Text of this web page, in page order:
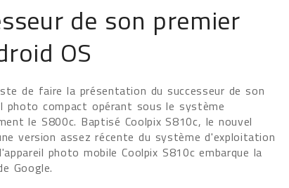
de son premier
OS
de faire la présentation du successeur de son
photo compact opérant sous le système
le S800c. Baptisé Coolpix S810c, le nouvel
version assez récente du système d'exploitation
photo mobile Coolpix S810c embarque la
Google.